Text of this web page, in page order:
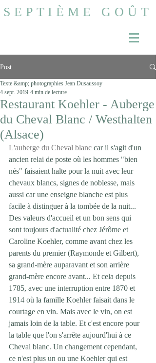
SEPTIÈME GOÛT
Post
Restaurant Koehler - Auberge
du Cheval Blanc / Westhalten
(Alsace)
Texte &amp; photographies Jean Dusaussoy
4 sept. 2019 4 min de lecture
L'auberge du Cheval blanc car il s'agit d'un
ancien relai de poste où les hommes "bien
nés" faisaient halte pour la nuit avec leur
chevaux blancs, signes de noblesse, mais
aussi car une enseigne blanche est plus
facile à distinguer à la tombée de la nuit...
Des valeurs d'accueil et un bon sens qui
sont toujours d'actualité chez Jérôme et
Caroline Koehler, comme avant chez les
parents du premier (Raymonde et Gilbert),
sa grand-mère auparavant et son arrière
grand-mère encore avant... Et cela depuis
1785, avec une interruption entre 1870 et
1914 où la famille Koehler faisait dans le
courtage en vin. Mais avec le vin, on est
jamais loin de la table. Et c'est encore pour
la table que l'on s'arrête aujourd'hui à ce
Cheval blanc. Un changement cependant,
ce n'est plus un ou une Koehler qui est